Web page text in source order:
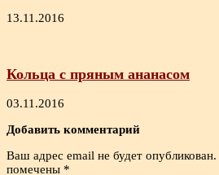
13.11.2016
Кольца с пряным ананасом
03.11.2016
Добавить комментарий
Ваш адрес email не будет опубликован.
помечены *